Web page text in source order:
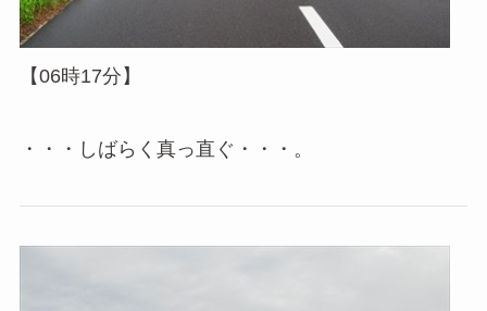
【06時17分】
・・・しばらく真っ直ぐ・・・。